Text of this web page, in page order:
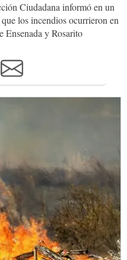
Ciudadana informó en un
los incendios ocurrieron en
Ensenada y Rosarito